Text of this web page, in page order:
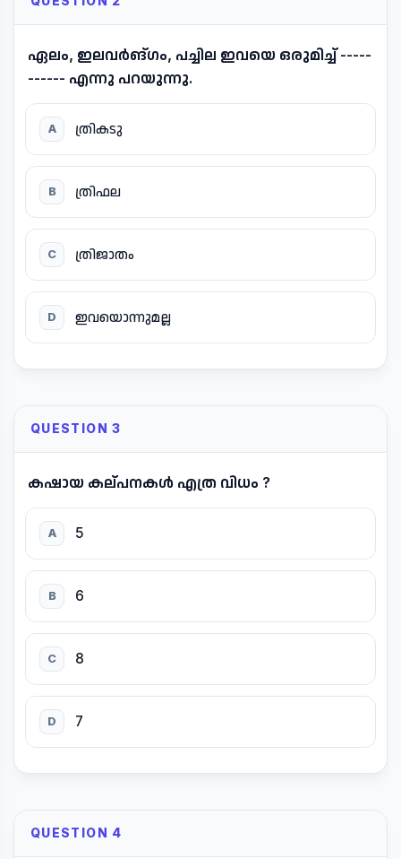
ഏലം, ഇലവർങ്ഗം, പച്ചില ഇവയെ ഒരുമിച്ച് -----
------ എന്നു പറയുന്നു.
A ത്രികടു
B ത്രിഫല
C ത്രിജാതം
D ഇവയൊന്നുമല്ല
QUESTION 3
കഷായ കല്പനകൾ എത്ര വിധം ?
A 5
B 6
C 8
D 7
QUESTION 4